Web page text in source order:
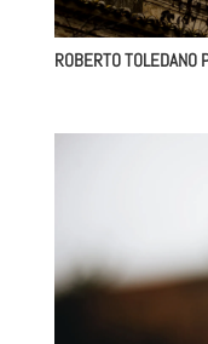
ROBERTO TOLEDANO